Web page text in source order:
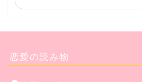
恋愛の読み物